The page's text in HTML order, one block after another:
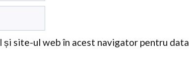
și site-ul web în acest navigator pentru